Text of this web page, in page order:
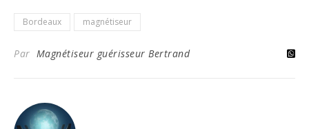
Bordeaux magnétiseur
Par Magnétiseur guérisseur Bertrand